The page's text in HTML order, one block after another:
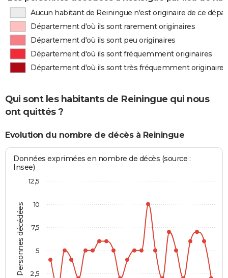
Aucun habitant de Reiningue n'est originaire de ce
Département d'où ils sont rarement originaires
Département d'où ils sont peu originaires
Département d'où ils sont fréquemment originaires
Département d'où ils sont très fréquemment originaires
Qui sont les habitants de Reiningue qui nous
ont quittés ?
Evolution du nombre de décès à Reiningue
Personnes décédées
Données exprimées en nombre de décès (source :
Insee)
2,5
5
7,5
10
12,5